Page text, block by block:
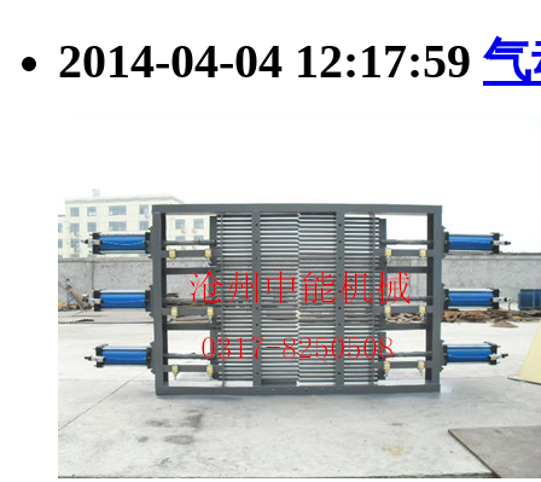
2014-04-04 12:17:59